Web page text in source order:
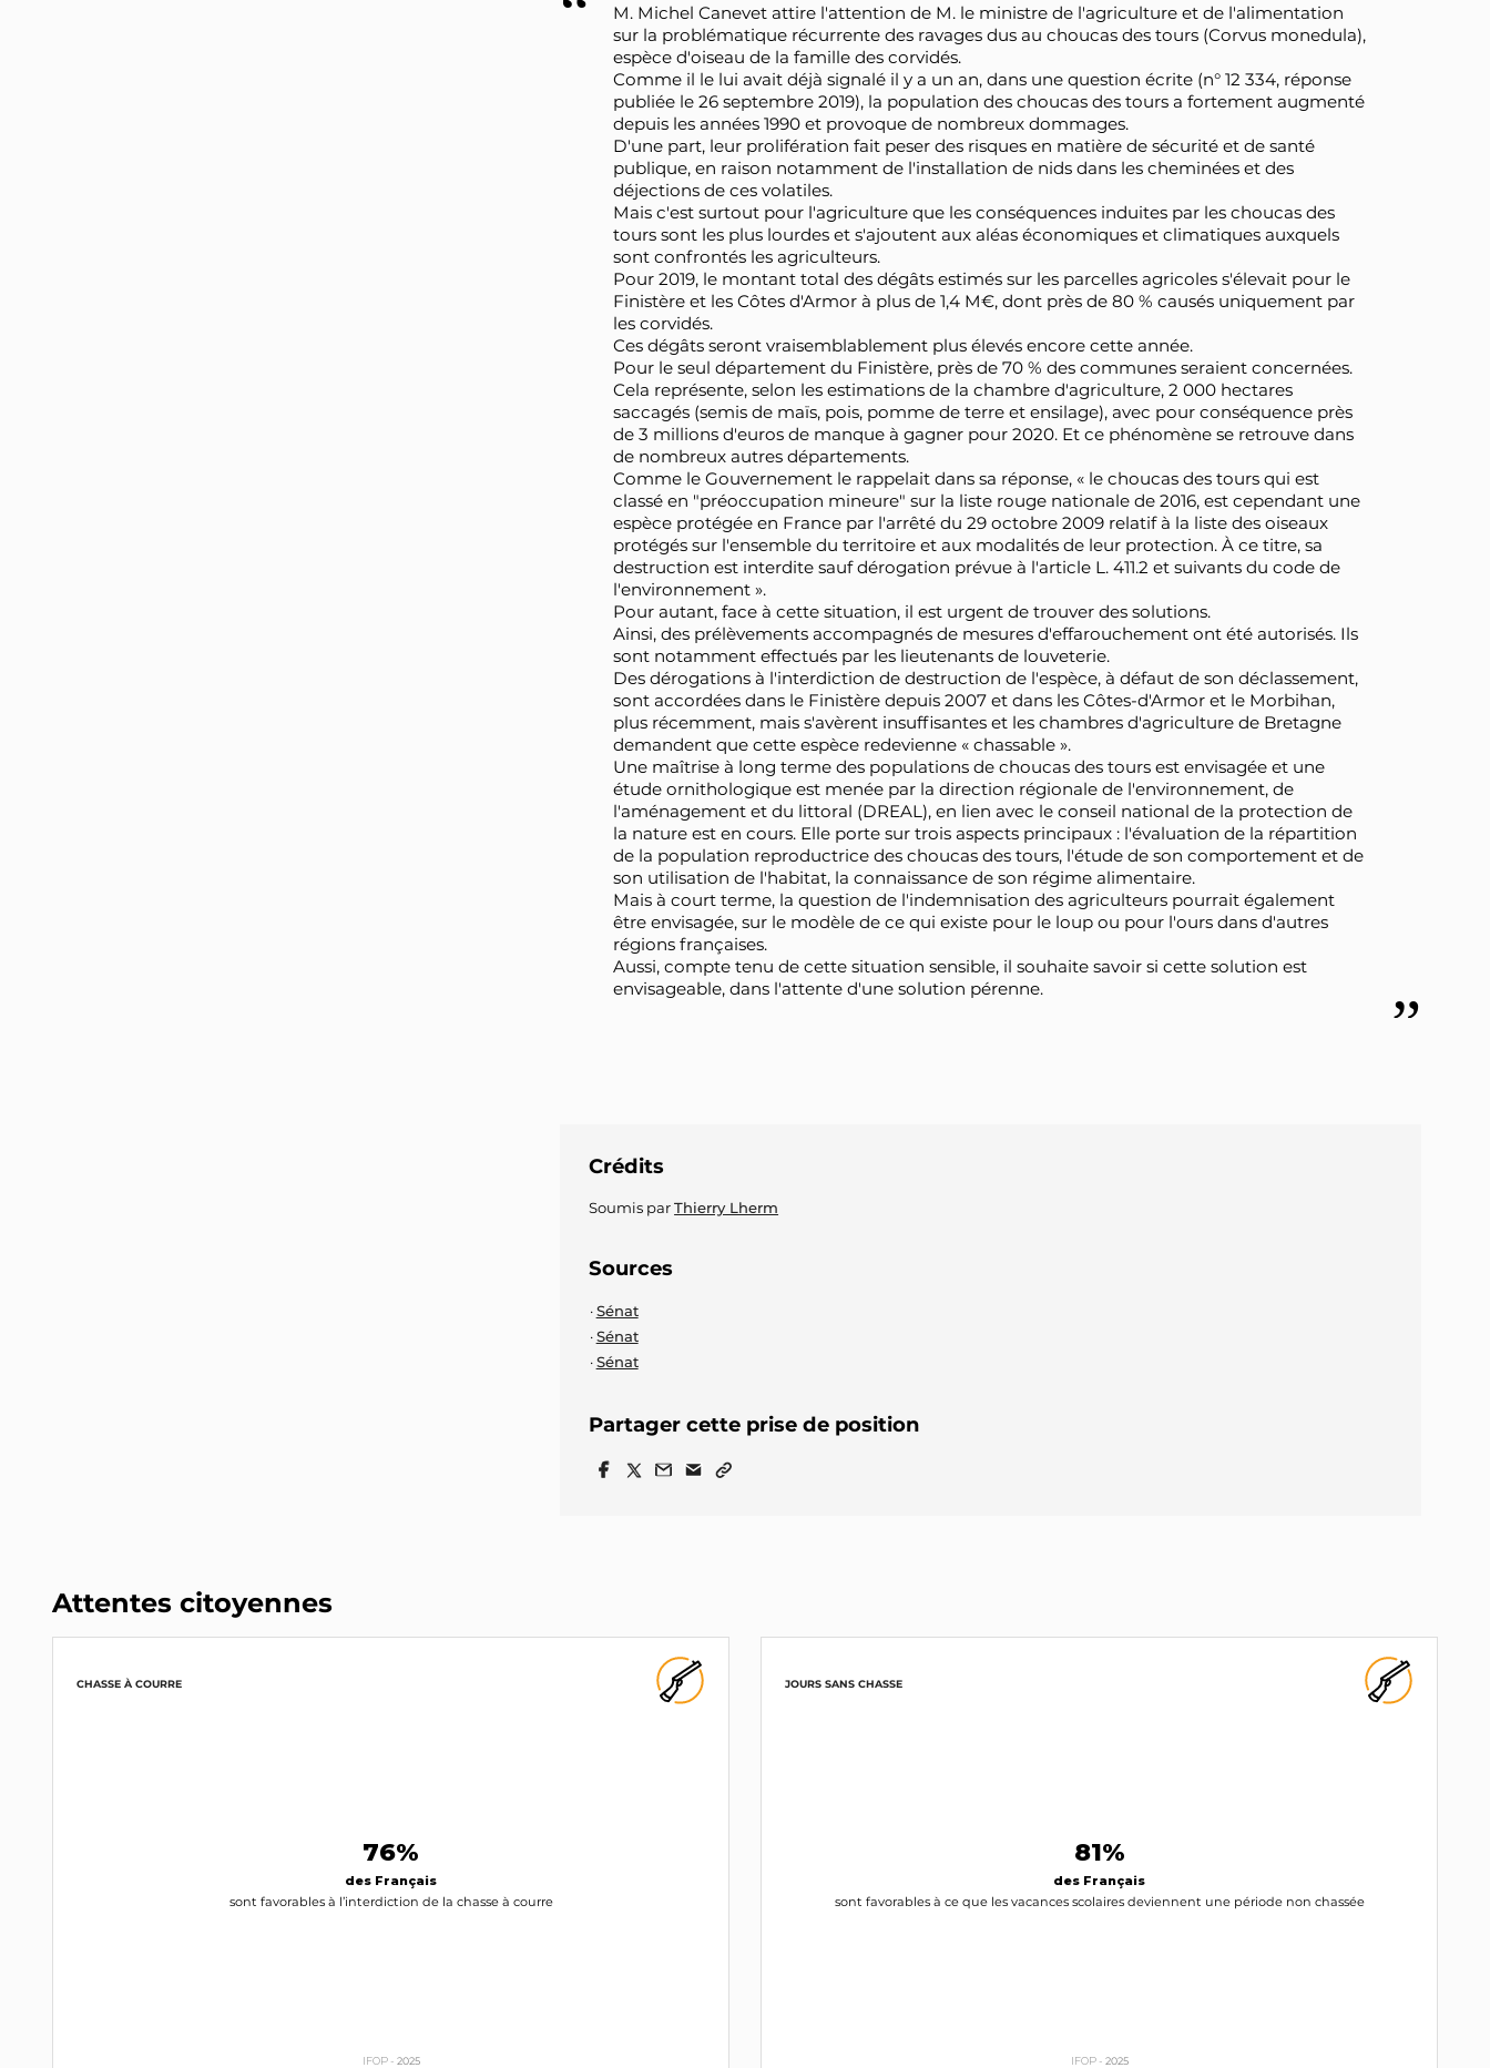
M. Michel Canevet attire l'attention de M. le ministre de l'agriculture et de l'alimentation
sur la problématique récurrente des ravages dus au choucas des tours (Corvus monedula),
espèce d'oiseau de la famille des corvidés.
Comme il le lui avait déjà signalé il y a un an, dans une question écrite (n° 12 334, réponse
publiée le 26 septembre 2019), la population des choucas des tours a fortement augmenté
depuis les années 1990 et provoque de nombreux dommages.
D'une part, leur prolifération fait peser des risques en matière de sécurité et de santé
publique, en raison notamment de l'installation de nids dans les cheminées et des
déjections de ces volatiles.
Mais c'est surtout pour l'agriculture que les conséquences induites par les choucas des
tours sont les plus lourdes et s'ajoutent aux aléas économiques et climatiques auxquels
sont confrontés les agriculteurs.
Pour 2019, le montant total des dégâts estimés sur les parcelles agricoles s'élevait pour le
Finistère et les Côtes d'Armor à plus de 1,4 M€, dont près de 80 % causés uniquement par
les corvidés.
Ces dégâts seront vraisemblablement plus élevés encore cette année.
Pour le seul département du Finistère, près de 70 % des communes seraient concernées.
Cela représente, selon les estimations de la chambre d'agriculture, 2 000 hectares
saccagés (semis de maïs, pois, pomme de terre et ensilage), avec pour conséquence près
de 3 millions d'euros de manque à gagner pour 2020. Et ce phénomène se retrouve dans
de nombreux autres départements.
Comme le Gouvernement le rappelait dans sa réponse, « le choucas des tours qui est
classé en "préoccupation mineure" sur la liste rouge nationale de 2016, est cependant une
espèce protégée en France par l'arrêté du 29 octobre 2009 relatif à la liste des oiseaux
protégés sur l'ensemble du territoire et aux modalités de leur protection. À ce titre, sa
destruction est interdite sauf dérogation prévue à l'article L. 411.2 et suivants du code de
l'environnement ».
Pour autant, face à cette situation, il est urgent de trouver des solutions.
Ainsi, des prélèvements accompagnés de mesures d'effarouchement ont été autorisés. Ils
sont notamment effectués par les lieutenants de louveterie.
Des dérogations à l'interdiction de destruction de l'espèce, à défaut de son déclassement,
sont accordées dans le Finistère depuis 2007 et dans les Côtes-d'Armor et le Morbihan,
plus récemment, mais s'avèrent insuffisantes et les chambres d'agriculture de Bretagne
demandent que cette espèce redevienne « chassable ».
Une maîtrise à long terme des populations de choucas des tours est envisagée et une
étude ornithologique est menée par la direction régionale de l'environnement, de
l'aménagement et du littoral (DREAL), en lien avec le conseil national de la protection de
la nature est en cours. Elle porte sur trois aspects principaux : l'évaluation de la répartition
de la population reproductrice des choucas des tours, l'étude de son comportement et de
son utilisation de l'habitat, la connaissance de son régime alimentaire.
Mais à court terme, la question de l'indemnisation des agriculteurs pourrait également
être envisagée, sur le modèle de ce qui existe pour le loup ou pour l'ours dans d'autres
régions françaises.
Aussi, compte tenu de cette situation sensible, il souhaite savoir si cette solution est
envisageable, dans l'attente d'une solution pérenne.
Crédits
Soumis parThierry Lherm
Sources
Sénat
Sénat
Sénat
Partager cette prise de position
Attentes citoyennes
CHASSE À COURRE
76%
des Français
sont favorables à l’interdiction de la chasse à courre
IFOP - 2025
JOURS SANS CHASSE
81%
des Français
sont favorables à ce que les vacances scolaires deviennent une période non chassée
IFOP - 2025